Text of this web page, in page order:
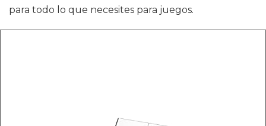
para todo lo que necesites para juegos.